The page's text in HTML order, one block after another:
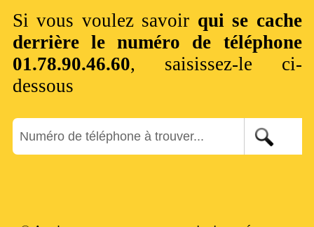
Si vous voulez savoir qui se cache
derrière le numéro de téléphone
01.78.90.46.60, saisissez-le ci-
dessous